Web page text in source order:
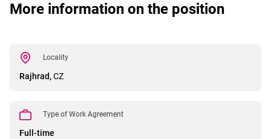
More information on the position
Locality
Rajhrad,CZ
Type of Work Agreement
Full-time